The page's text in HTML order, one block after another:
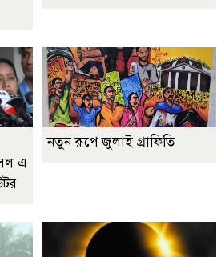
এ
নতুন রূপে জুলাই গ্রাফিতি